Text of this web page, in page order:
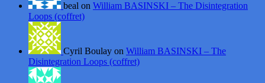
beal on William BASINSKI – The Disintegration
Loops (coffret)
Cyril Boulay on William BASINSKI – The
Disintegration Loops (coffret)